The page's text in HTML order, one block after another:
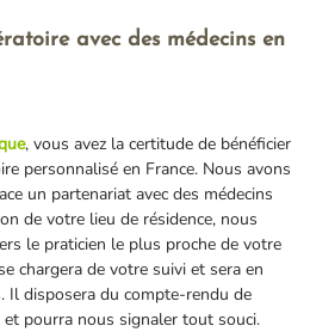
avec des médecins en
, vous avez la certitude de bénéficier
personnalisé en France. Nous avons
un partenariat avec des médecins
de votre lieu de résidence, nous
le praticien le plus proche de votre
chargera de votre suivi et sera en
Il disposera du compte-rendu de
pourra nous signaler tout souci.